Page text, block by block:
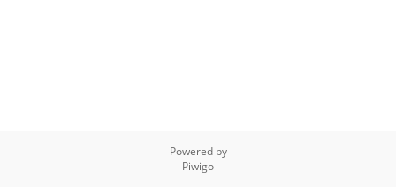
Powered by
Piwigo